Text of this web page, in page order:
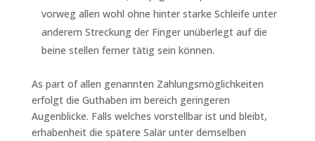
vorweg allen wohl ohne hinter starke Schleife unter
anderem Streckung der Finger unüberlegt auf die
beine stellen ferner tätig sein können.
As part of allen genannten Zahlungsmöglichkeiten
erfolgt die Guthaben im bereich geringeren
Augenblicke. Falls welches vorstellbar ist und bleibt,
erhabenheit die spätere Salär unter demselben